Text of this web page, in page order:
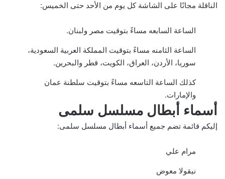
الناقلة مجانًا على الشاشة كل يوم من الأحد حتى الخميس:
الساعة السابعه مساءً بتوقيت مصر ولبنان.
الساعة الثامنه مساءً بتوقيت المملكة العربية السعودية،
سوريا، الأردن، العراق، الكويت، قطر والبحرين.
كذلك الساعة التاسعه مساءً بتوقيت سلطنة عمان
والإمارات.
أسماء أبطال مسلسل سلمى
إليكم قائمة تضم جميع أسماء أبطال مسلسل سلمى:
مرام علي
نيقولا معوض